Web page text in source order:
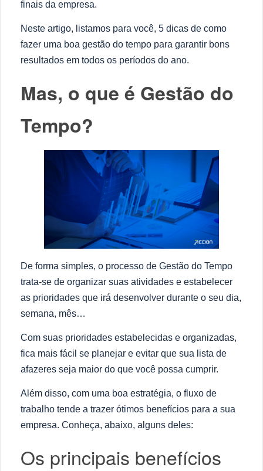
finais da empresa.
Neste artigo, listamos para você, 5 dicas de como
fazer uma boa gestão do tempo para garantir bons
resultados em todos os períodos do ano.
Mas, o que é Gestão do
Tempo?
De forma simples, o processo de Gestão do Tempo
trata-se de organizar suas atividades e estabelecer
as prioridades que irá desenvolver durante o seu dia,
semana, mês…
Com suas prioridades estabelecidas e organizadas,
fica mais fácil se planejar e evitar que sua lista de
afazeres seja maior do que você possa cumprir.
Além disso, com uma boa estratégia, o fluxo de
trabalho tende a trazer ótimos benefícios para a sua
empresa. Conheça, abaixo, alguns deles:
Os principais benefícios